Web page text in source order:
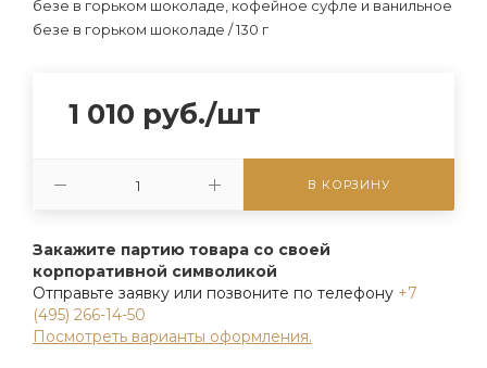
безе в горьком шоколаде, кофейное суфле и ванильное
безе в горьком шоколаде / 130 г
1 010 руб./шт
В КОРЗИНУ
Закажите партию товара со своей
корпоративной символикой
Отправьте заявку или позвоните по телефону +7
(495) 266-14-50
Посмотреть варианты оформления.